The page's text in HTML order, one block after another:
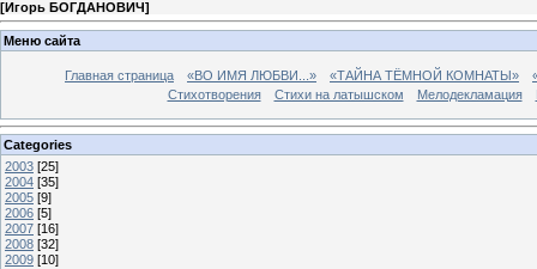
[Игорь БОГДАНОВИЧ]
Меню сайта
Главная страница «ВО ИМЯ ЛЮБВИ...» «ТАЙНА ТЁМНОЙ КОМНАТЫ»
Стихотворения
Стихи на латышском Мелодекламация
Categories
2003 [25]
2004 [35]
2005 [9]
2006 [5]
2007 [16]
2008 [32]
2009 [10]